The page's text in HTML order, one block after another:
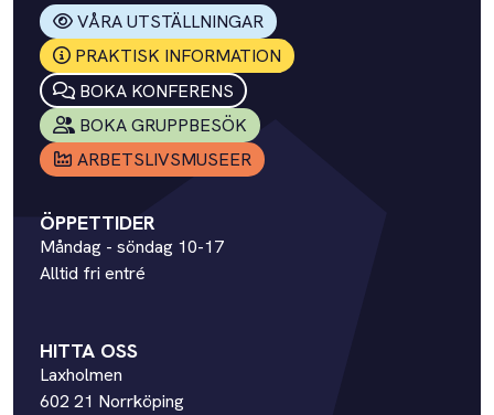
VÅRA UTSTÄLLNINGAR
PRAKTISK INFORMATION
BOKA KONFERENS
BOKA GRUPPBESÖK
ARBETSLIVSMUSEER
ÖPPETTIDER
Måndag - söndag 10-17
Alltid fri entré
HITTA OSS
Laxholmen
602 21 Norrköping